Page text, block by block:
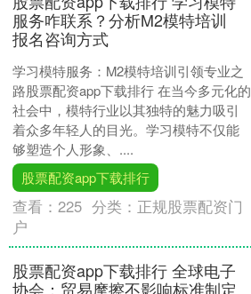
服务咋联系？分析M2模特培训
报名咨询方式
学习模特服务：M2模特培训引领专业之
路股票配资app下载排行 在当今多元化的
社会中，模特行业以其独特的魅力吸引
着众多年轻人的目光。学习模特不仅能
够塑造个人形象、....
股票配资app下载排行
查看：225 分类： 正规股票配资门
户
股票配资app下载排行 全球电子
协会：贸易摩擦不影响标准制定